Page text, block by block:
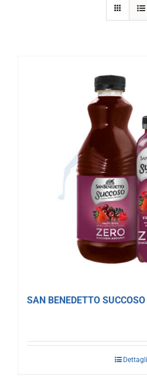
SAN BENEDETTO
Dettagli